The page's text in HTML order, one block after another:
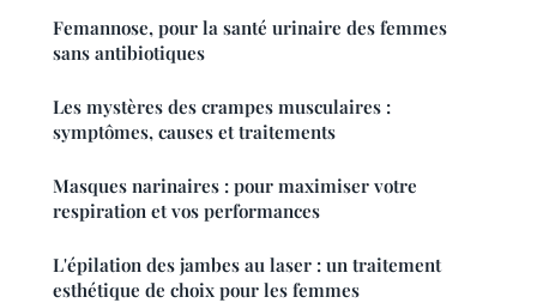
Femannose, pour la santé urinaire des femmes
sans antibiotiques
Les mystères des crampes musculaires :
symptômes, causes et traitements
Masques narinaires : pour maximiser votre
respiration et vos performances
L'épilation des jambes au laser : un traitement
esthétique de choix pour les femmes